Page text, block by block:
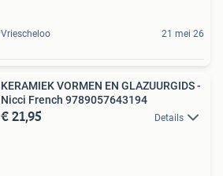
Vriescheloo 21 mei 26
KERAMIEK VORMEN EN GLAZUURGIDS -
Nicci French 9789057643194
€ 21,95 Details